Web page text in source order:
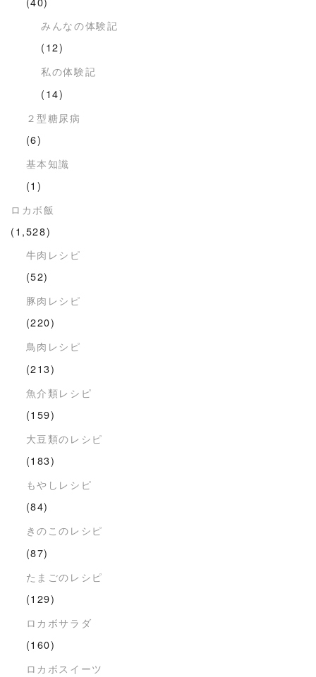
みんなの体験記
(12)
私の体験記
(14)
２型糖尿病
(6)
基本知識
(1)
ロカボ飯
(1,528)
牛肉レシピ
(52)
豚肉レシピ
(220)
鳥肉レシピ
(213)
魚介類レシピ
(159)
大豆類のレシピ
(183)
もやしレシピ
(84)
きのこのレシピ
(87)
たまごのレシピ
(129)
ロカボサラダ
(160)
ロカボスイーツ